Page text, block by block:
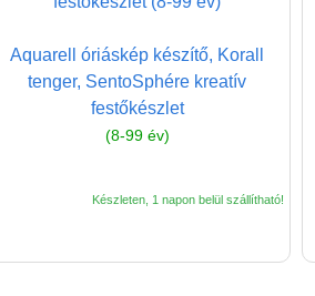
Aquarell óriáskép készítő, Korall
tenger, SentoSphére kreatív
festőkészlet
(8-99 év)
Készleten, 1 napon belül szállítható!